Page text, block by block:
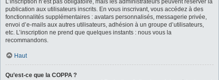
L’inscription n’est pas obligatoire, mais les administrateurs peuvent réserver la
publication aux utilisateurs inscrits. En vous inscrivant, vous accédez à des
fonctionnalités supplémentaires : avatars personnalisés, messagerie privée,
envoi d’e-mails aux autres utilisateurs, adhésion à un groupe d’utilisateurs,
etc. L’inscription ne prend que quelques instants : nous vous la
recommandons.
Haut
Qu’est-ce que la COPPA ?